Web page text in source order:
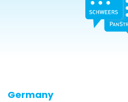
​Germany